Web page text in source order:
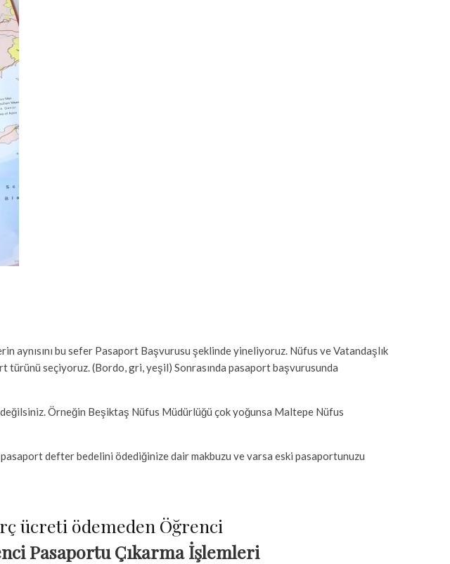
aynısını bu sefer Pasaport Başvurusu şeklinde yineliyoruz. Nüfus ve Vatandaşlık
türünü seçiyoruz. (Bordo, gri, yeşil) Sonrasında pasaport başvurusunda
Örneğin Beşiktaş Nüfus Müdürlüğü çok yoğunsa Maltepe Nüfus
defter bedelini ödediğinize dair makbuzu ve varsa eski pasaportunuzu
ücreti ödemeden Öğrenci
Pasaportu Çıkarma İşlemleri